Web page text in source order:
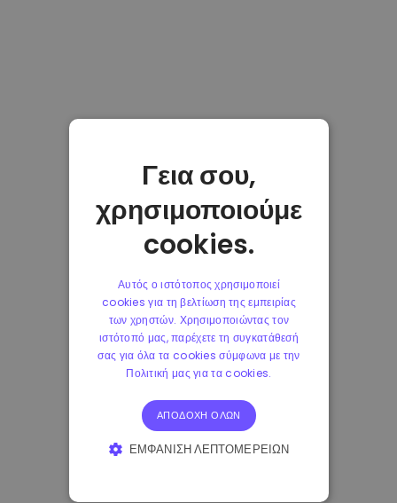
Γεια σου,
χρησιμοποιούμε
cookies.
Αυτός ο ιστότοπος χρησιμοποιεί
cookies για τη βελτίωση της εμπειρίας
των χρηστών. Χρησιμοποιώντας τον
ιστότοπό μας, παρέχετε τη συγκατάθεσή
σας για όλα τα cookies σύμφωνα με την
Πολιτική μας για τα cookies.
ΑΠΟΔΟΧΉ ΌΛΩΝ
ΕΜΦΆΝΙΣΗ ΛΕΠΤΟΜΕΡΕΙΏΝ